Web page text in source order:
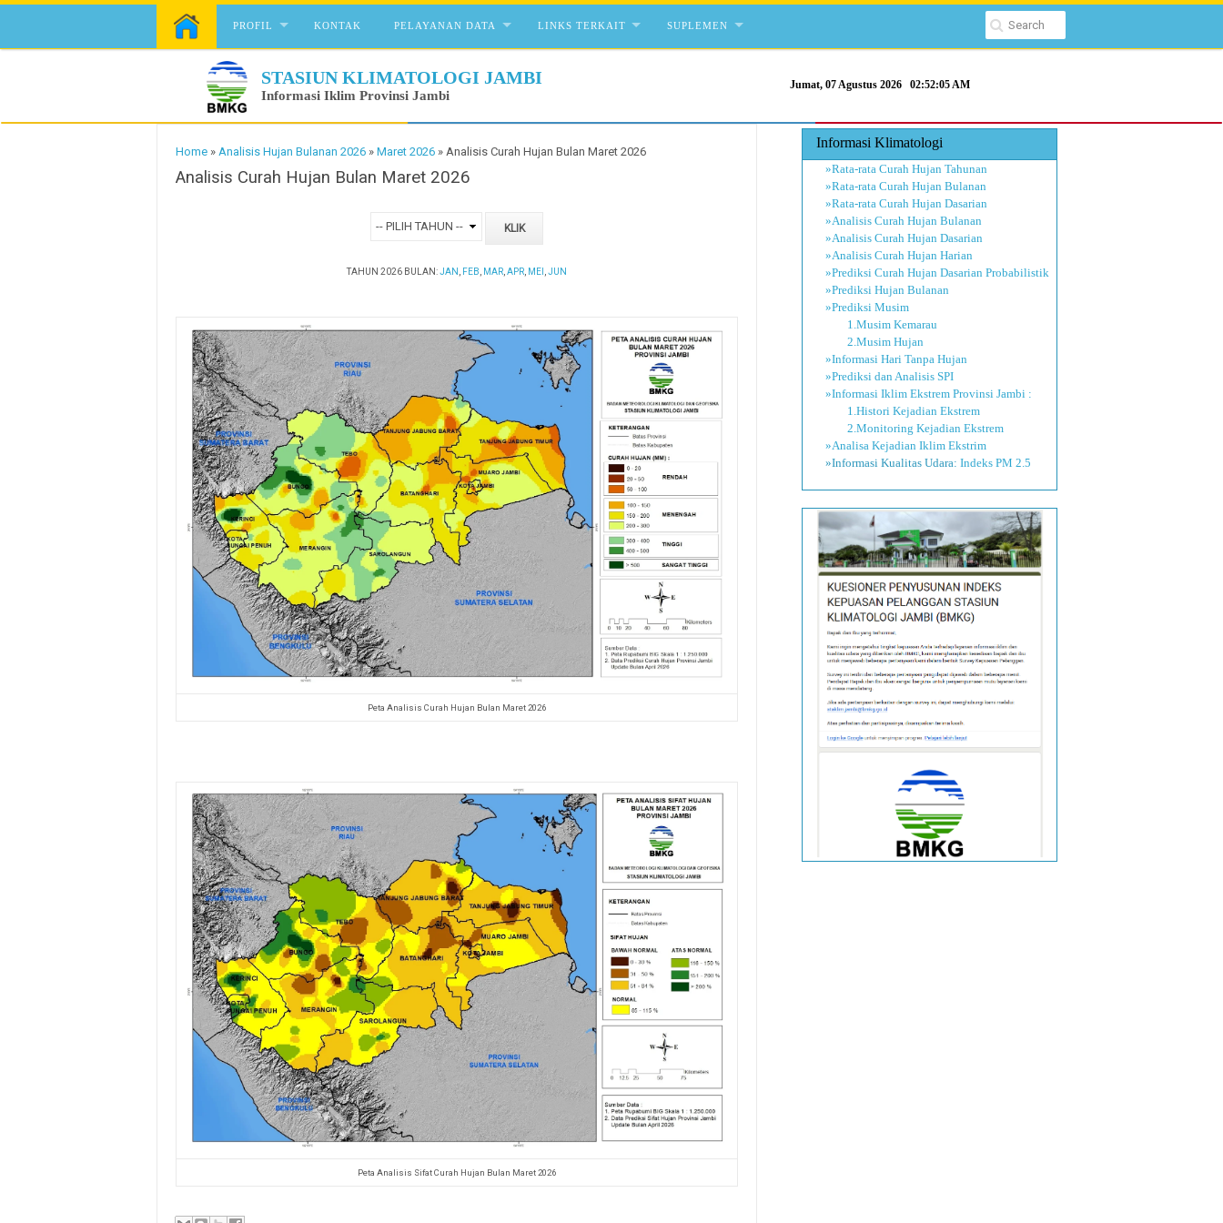
Skip to content
PROFIL KONTAK PELAYANAN DATA LINKS TERKAIT SUPLEMEN
STASIUN KLIMATOLOGI JAMBI
Informasi Iklim Provinsi Jambi
Jumat, 07 Agustus 2026 02:52:05 AM
Home » Analisis Hujan Bulanan 2026 » Maret 2026 » Analisis Curah Hujan Bulan Maret 2026
Analisis Curah Hujan Bulan Maret 2026
TAHUN 2026 BULAN:JAN FEB MAR APR MEI JUN
Peta Analisis Curah Hujan Bulan Maret 2026
Peta Analisis Sifat Curah Hujan Bulan Maret 2026
Informasi Klimatologi
»Rata-rata Curah Hujan Tahunan
»Rata-rata Curah Hujan Bulanan
»Rata-rata Curah Hujan Dasarian
»Analisis Curah Hujan Bulanan
»Analisis Curah Hujan Dasarian
»Analisis Curah Hujan Harian
»Prediksi Curah Hujan Dasarian Probabilistik
»Prediksi Hujan Bulanan
»Prediksi Musim
1.Musim Kemarau
2.Musim Hujan
»Informasi Hari Tanpa Hujan
»Prediksi dan Analisis SPI
»Informasi Iklim Ekstrem Provinsi Jambi :
1.Histori Kejadian Ekstrem
2.Monitoring Kejadian Ekstrem
»Analisa Kejadian Iklim Ekstrim
»Informasi Kualitas Udara: Indeks PM 2.5